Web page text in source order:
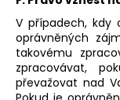
V případech, kdy
oprávněných
takovému
zpracovávat,
převažovat nad